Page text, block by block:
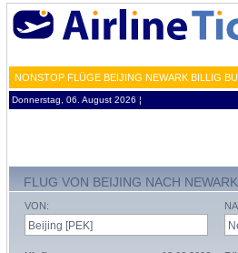
NONSTOP FLÜGE BEIJING NEWARK BILLIG
Donnerstag, 06. August 2026 ¦
FLUG VON BEIJING NACH NEWARK
VON: